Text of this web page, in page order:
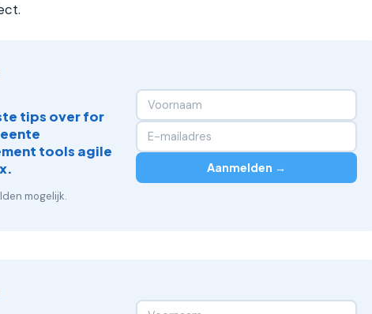
tips over for
tools agile
mogelijk.
Aanmelden →